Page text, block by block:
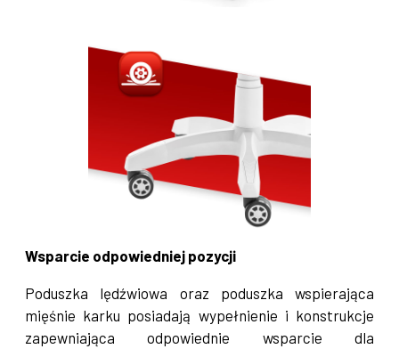
Wsparcie odpowiedniej pozycji
Poduszka lędźwiowa oraz poduszka wspierająca
mięśnie karku posiadają wypełnienie i konstrukcje
zapewniająca odpowiednie wsparcie dla